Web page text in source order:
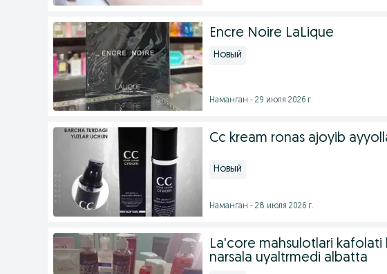
Encre Noire LaLique
Новый
Наманган - 29 июля 2026 г.
Cc kream ronas ajoyib
Новый
Наманган - 28 июля 2026 г.
La'core mahsulotlari kafolati
narsala uyaltrmedi albatta